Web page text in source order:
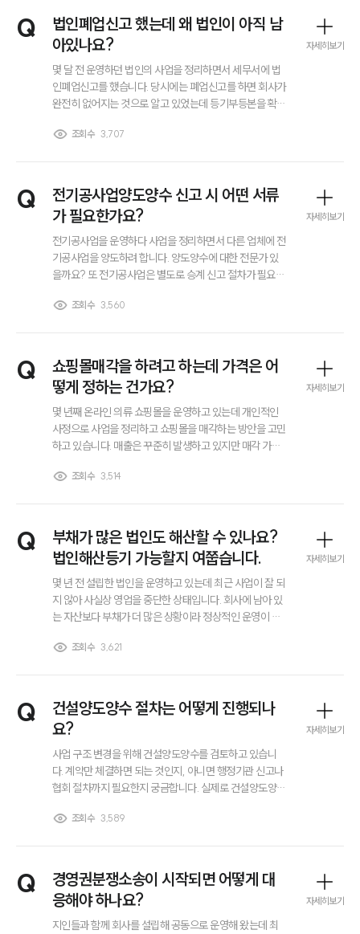
그룹소개
대륜의 강점
기업의뢰인을 위한 장점
업무협력·법률자문 기업
오시는 길
글로벌 파트너 로펌
고객의 소리
INSIGHT
주요 업무사례
기업 인사이트
사례분석/최신동향
법률정보
NEWS
언론보도
공지사항
법률 블로그
법률서식
뉴스레터/브로슈어
대륜법률상담예약
Q
법인폐업신고 했는데 왜 법인이 아직 남
아있나요?
몇 달 전 운영하던 법인의 사업을 정리하면서 세무서에 법
인폐업신고를 했습니다. 당시에는 폐업신고를 하면 회사가
완전히 없어지는 것으로 알고 있었는데 등기부등본을 확인
을 완전히 없애려면 별도의 법인폐업 절차를 진행해야 하
조회수 3,707
자세히보기
Q
전기공사업양도양수 신고 시 어떤 서류
가 필요한가요?
전기공사업을 운영하다 사업을 정리하면서 다른 업체에 전
기공사업을 양도하려 합니다. 양도양수에 대한 전문가 있
을까요? 또 전기공사업은 별도로 승계 신고 절차가 필요하
를 준비해야 한다고 하는데 정확히 어떤 서류가 필요한지
조회수 3,560
자세히보기
Q
쇼핑몰매각을 하려고 하는데 가격은 어
떻게 정하는 건가요?
몇 년째 온라인 의류 쇼핑몰을 운영하고 있는데 개인적인
사정으로 사업을 정리하고 쇼핑몰을 매각하는 방안을 고민
하고 있습니다. 매출은 꾸준히 발생하고 있지만 매각 가격
각을 진행할 때 일반적으로 어떤 기준으로 가격을 산정하
조회수 3,514
자세히보기
Q
부채가 많은 법인도 해산할 수 있나요?
법인해산등기 가능할지 여쭙습니다.
몇 년 전 설립한 법인을 운영하고 있는데 최근 사업이 잘 되
지 않아 사실상 영업을 중단한 상태입니다. 회사에 남아 있
는 자산보다 부채가 더 많은 상황이라 정상적인 운영이 어
산등기를 하려면 채무를 모두 정리해야 하는지, 아니면 부
조회수 3,621
자세히보기
Q
건설양도양수 절차는 어떻게 진행되나
요?
사업 구조 변경을 위해 건설양도양수를 검토하고 있습니
다. 계약만 체결하면 되는 것인지, 아니면 행정기관 신고나
협회 절차까지 필요한지 궁금합니다. 실제로 건설양도양수
조회수 3,589
자세히보기
Q
경영권분쟁소송이 시작되면 어떻게 대
응해야 하나요?
지인들과 함께 회사를 설립해 공동으로 운영해 왔는데 최
자세히보기